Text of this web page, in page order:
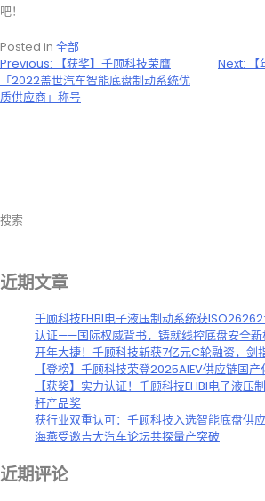
吧！
Posted in 全部
文
章
Previous:
【获奖】千顾科技荣膺
「2022盖世汽车智能底盘制动系统优
质供应商」称号
Next:
搜索
近期文章
千顾科技EHBI电子液压制动系统获
认证——国际权威背书，铸就线控底盘安全新
开年大捷！千顾科技斩获7亿元C轮融资，剑
【登榜】千顾科技荣登2025AIEV供应链国产
【获奖】实力认证！千顾科技EHBI电子液压
杆产品奖
获行业双重认可：千顾科技入选智能底盘供
海燕受邀吉大汽车论坛共探量产突破
近期评论